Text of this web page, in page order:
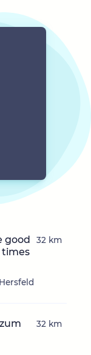
good
32 km
32 km